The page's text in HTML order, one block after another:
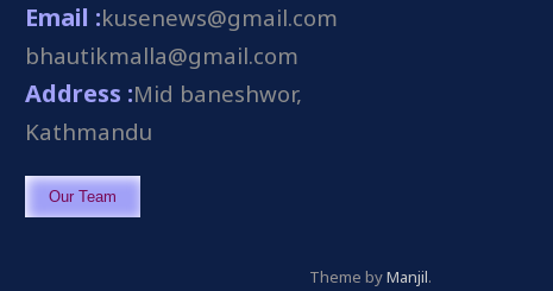
Email :kusenews@gmail.com
bhautikmalla@gmail.com
Address :Mid baneshwor,
Kathmandu
Our Team
Theme byManjil.